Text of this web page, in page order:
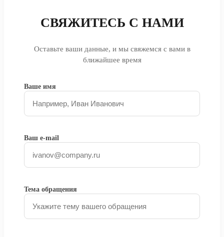
СВЯЖИТЕСЬ С НАМИ
Оставьте ваши данные, и мы свяжемся с вами в
ближайшее время
Ваше имя
Ваш e-mail
Тема обращения